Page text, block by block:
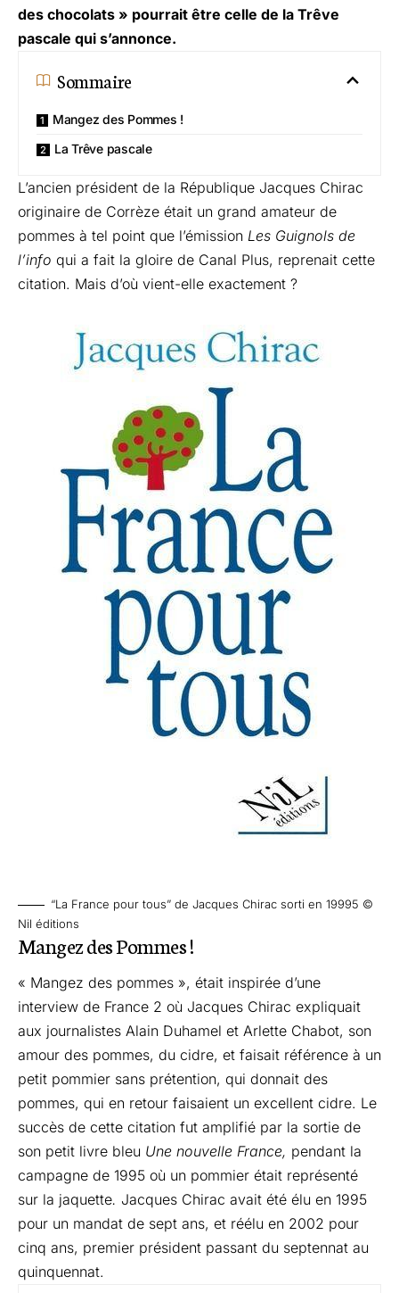
des chocolats » pourrait être celle de la Trêve
pascale qui s’annonce.
Sommaire
Mangez des Pommes !
La Trêve pascale
L’ancien président de la République Jacques Chirac
originaire de Corrèze était un grand amateur de
pommes à tel point que l’émission Les Guignols de
l’info qui a fait la gloire de Canal Plus, reprenait cette
citation. Mais d’où vient-elle exactement ?
“La France pour tous” de Jacques Chirac sorti en 19995 ©
Nil éditions
Mangez des Pommes !
« Mangez des pommes », était inspirée d’une
interview de France 2 où Jacques Chirac expliquait
aux journalistes Alain Duhamel et Arlette Chabot, son
amour des pommes, du cidre, et faisait référence à un
petit pommier sans prétention, qui donnait des
pommes, qui en retour faisaient un excellent cidre. Le
succès de cette citation fut amplifié par la sortie de
son petit livre bleu Une nouvelle France, pendant la
campagne de 1995 où un pommier était représenté
sur la jaquette. Jacques Chirac avait été élu en 1995
pour un mandat de sept ans, et réélu en 2002 pour
cinq ans, premier président passant du septennat au
quinquennat.